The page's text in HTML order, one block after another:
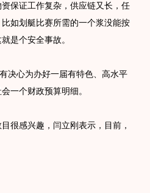
保证工作复杂，供应链又长，任
如划艇比赛所需的一个浆没能按
是个安全事故。
决心为办好一届有特色、高水平
一个财政预算明细。
感兴趣，闫立刚表示，目前，